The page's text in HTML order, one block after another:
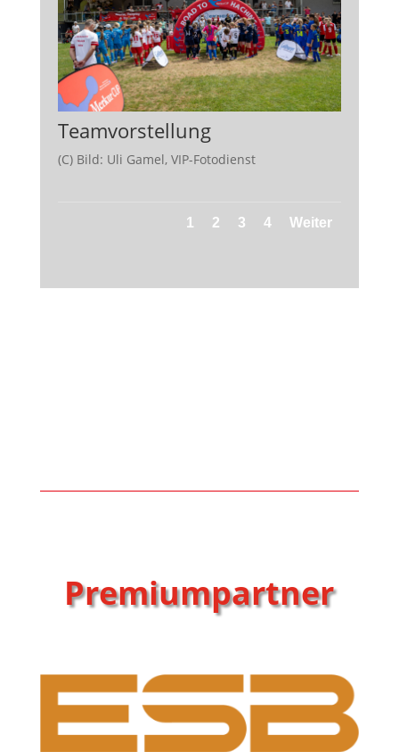
Teamvorstellung
(C) Bild: Uli Gamel, VIP-Fotodienst
1 2 3 4 Weiter
Premiumpartner